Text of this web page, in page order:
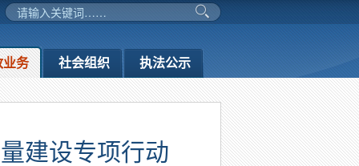
务 社会组织 执法公示
建设专项行动